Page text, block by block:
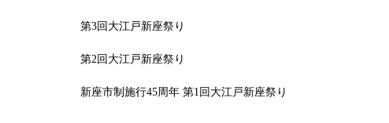
第3回大江戸新座祭り
第2回大江戸新座祭り
新座市制施行45周年 第1回大江戸新座祭り